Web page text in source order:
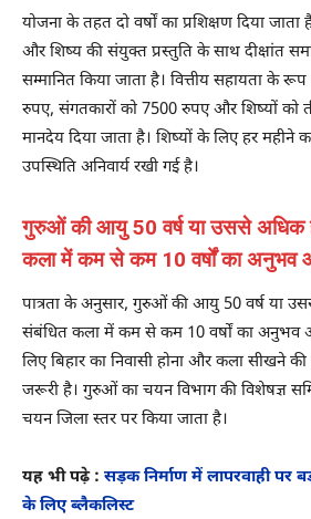
योजना के तहत दो वर्षों का प्रशिक्षण दिया
और शिष्य की संयुक्त प्रस्तुति के साथ दीक्षांत
सम्मानित किया जाता है। वित्तीय सहायता के
रुपए, संगतकारों को 7500 रुपए और शिष्यों को
मानदेय दिया जाता है। शिष्यों के लिए हर
उपस्थिति अनिवार्य रखी गई है।
गुरुओं की आयु 50 वर्ष या उससे अधिक
कला में कम से कम 10 वर्षों का अनुभव
पात्रता के अनुसार, गुरुओं की आयु 50 वर्ष या
संबंधित कला में कम से कम 10 वर्षों का अनुभव
लिए बिहार का निवासी होना और कला सीखने की
जरूरी है। गुरुओं का चयन विभाग की विशेषज्ञ
चयन जिला स्तर पर किया जाता है।
यह भी पढ़े : सड़क निर्माण में लापरवाही पर
के लिए ब्लैकलिस्ट